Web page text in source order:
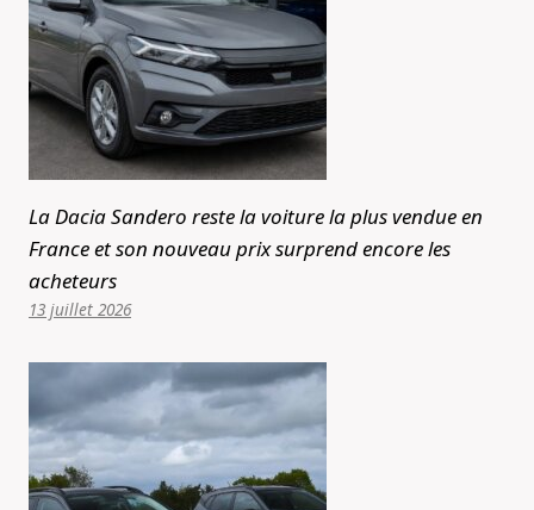
La Dacia Sandero reste la voiture la plus vendue en
France et son nouveau prix surprend encore les
acheteurs
13 juillet 2026